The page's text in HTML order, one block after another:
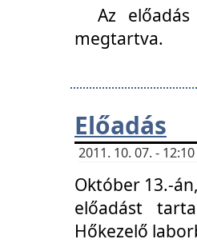
Az
megtartva.
Előadás
2011. 10. 07. -
Október 13.-
előadást
Hőkezelő